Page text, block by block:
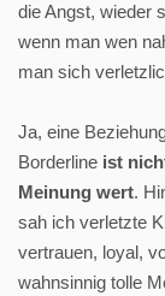
die Angst, wieder
wenn man wen
man sich
Ja, eine
Borderline ist
Meinung wert.
sah ich verletzte
vertrauen, loyal,
wahnsinnig tolle